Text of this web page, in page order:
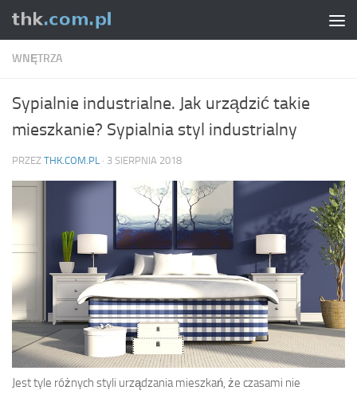
Skip to content
WNĘTRZA
Sypialnie industrialne. Jak urządzić takie
mieszkanie? Sypialnia styl industrialny
PRZEZ THK.COM.PL · 3 SIERPNIA 2018
Jest tyle różnych styli urządzania mieszkań, że czasami nie